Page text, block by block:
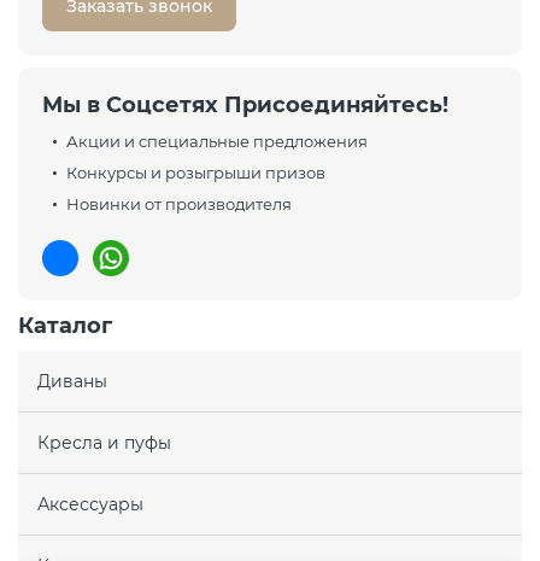
Заказать звонок
Мы в Соцсетях Присоединяйтесь!
Акции и специальные предложения
Конкурсы и розыгрыши призов
Новинки от производителя
Каталог
Диваны
Кресла и пуфы
Аксессуары